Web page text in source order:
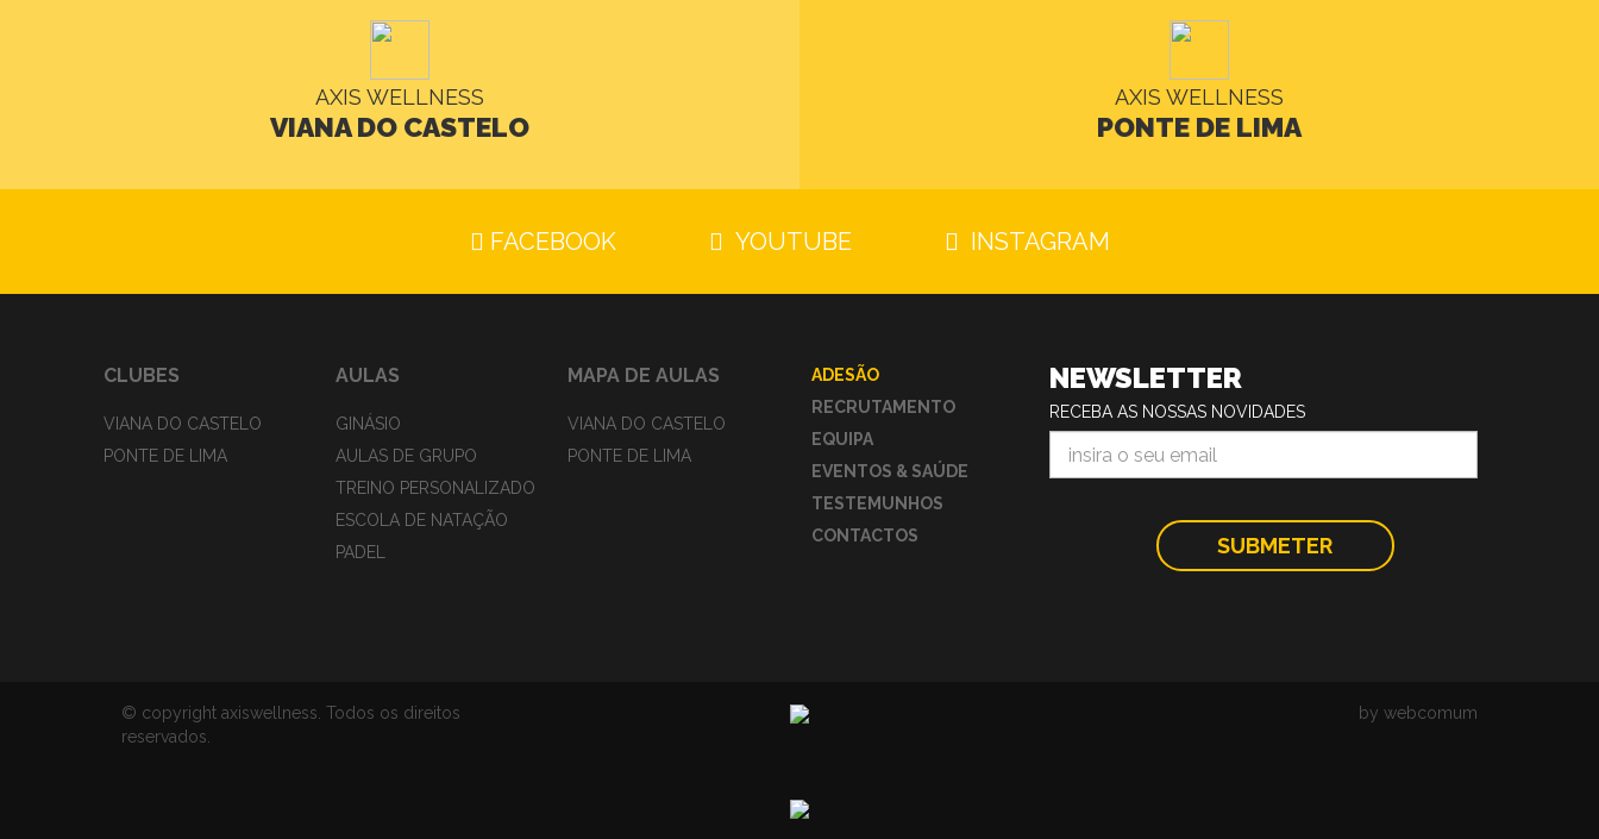
AXIS WELLNESS
VIANA DO CASTELO
AXIS WELLNESS
PONTE DE LIMA
FACEBOOK YOUTUBE INSTAGRAM
CLUBES
VIANA DO CASTELO
PONTE DE LIMA
AULAS
GINÁSIO
AULAS DE GRUPO
TREINO PERSONALIZADO
ESCOLA DE NATAÇÃO
PADEL
MAPA DE AULAS
VIANA DO CASTELO
PONTE DE LIMA
ADESÃO
RECRUTAMENTO
EQUIPA
EVENTOS & SAÚDE
TESTEMUNHOS
CONTACTOS
NEWSLETTER
RECEBA AS NOSSAS NOVIDADES
© copyright axiswellness. Todos os direitos
reservados.
by webcomum